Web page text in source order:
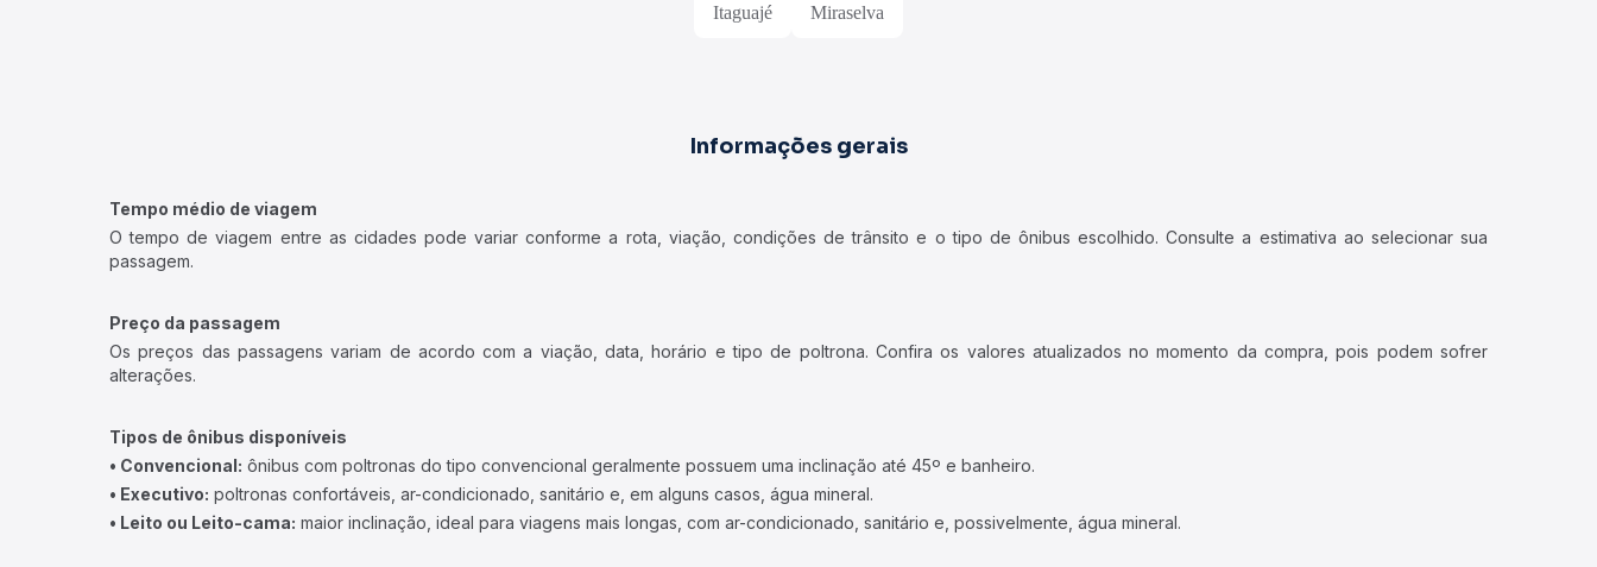
Itaguajé Miraselva
Informações gerais
Tempo médio de viagem
O tempo de viagem entre as cidades pode variar conforme a rota, viação, condições de trânsito e o tipo de ônibus escolhido. Consulte a estimativa ao selecionar sua
passagem.
Preço da passagem
Os preços das passagens variam de acordo com a viação, data, horário e tipo de poltrona. Confira os valores atualizados no momento da compra, pois podem sofrer
alterações.
Tipos de ônibus disponíveis
• Convencional: ônibus com poltronas do tipo convencional geralmente possuem uma inclinação até 45º e banheiro.
• Executivo: poltronas confortáveis, ar-condicionado, sanitário e, em alguns casos, água mineral.
• Leito ou Leito-cama: maior inclinação, ideal para viagens mais longas, com ar-condicionado, sanitário e, possivelmente, água mineral.